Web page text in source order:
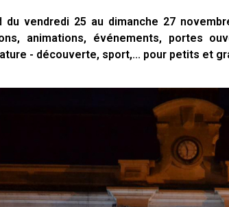
du vendredi 25 au dimanche 27
animations, événements, portes
- découverte, sport,... pour petits et